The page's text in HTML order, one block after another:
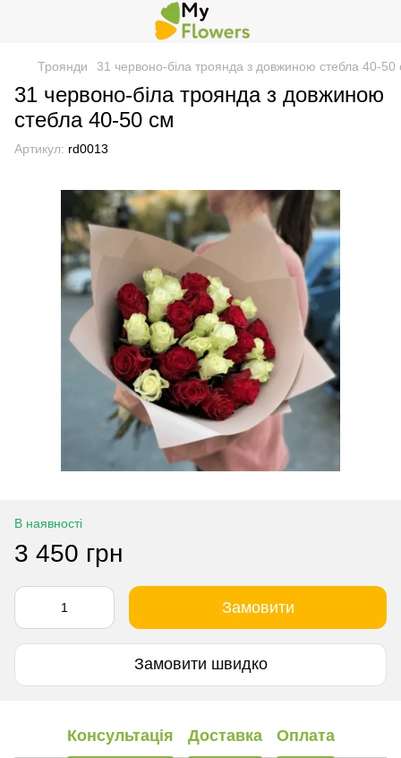
Троянди 31 червоно-біла троянда з довжиною стебла 40-50
31 червоно-біла троянда з довжиною
стебла 40-50 см
Артикул: rd0013
В наявності
3 450 грн
Замовити
Замовити швидко
Консультація Доставка Оплата